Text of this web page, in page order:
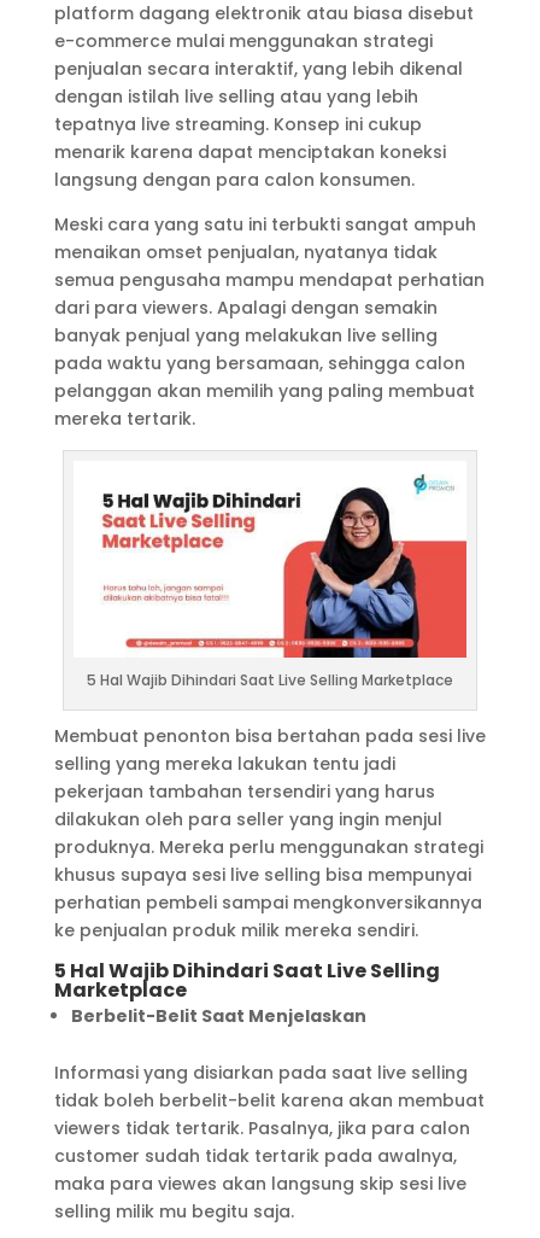
platform dagang elektronik atau biasa disebut
e-commerce mulai menggunakan strategi
penjualan secara interaktif, yang lebih dikenal
dengan istilah live selling atau yang lebih
tepatnya live streaming. Konsep ini cukup
menarik karena dapat menciptakan koneksi
langsung dengan para calon konsumen.
Meski cara yang satu ini terbukti sangat ampuh
menaikan omset penjualan, nyatanya tidak
semua pengusaha mampu mendapat perhatian
dari para viewers. Apalagi dengan semakin
banyak penjual yang melakukan live selling
pada waktu yang bersamaan, sehingga calon
pelanggan akan memilih yang paling membuat
mereka tertarik.
5 Hal Wajib Dihindari Saat Live Selling Marketplace
Membuat penonton bisa bertahan pada sesi live
selling yang mereka lakukan tentu jadi
pekerjaan tambahan tersendiri yang harus
dilakukan oleh para seller yang ingin menjul
produknya. Mereka perlu menggunakan strategi
khusus supaya sesi live selling bisa mempunyai
perhatian pembeli sampai mengkonversikannya
ke penjualan produk milik mereka sendiri.
5 Hal Wajib Dihindari Saat Live Selling
Marketplace
Berbelit-Belit Saat Menjelaskan
Informasi yang disiarkan pada saat live selling
tidak boleh berbelit-belit karena akan membuat
viewers tidak tertarik. Pasalnya, jika para calon
customer sudah tidak tertarik pada awalnya,
maka para viewes akan langsung skip sesi live
selling milik mu begitu saja.